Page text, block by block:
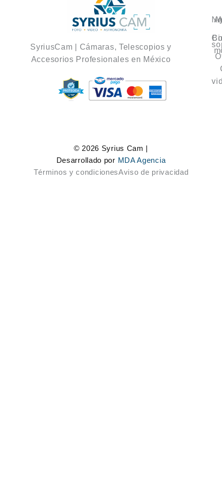
SyriusCam | Cámaras, Telescopios y
Accesorios Profesionales en México
© 2026 Syrius Cam |
Desarrollado por MDA Agencia
Términos y condicionesAviso de privacidad